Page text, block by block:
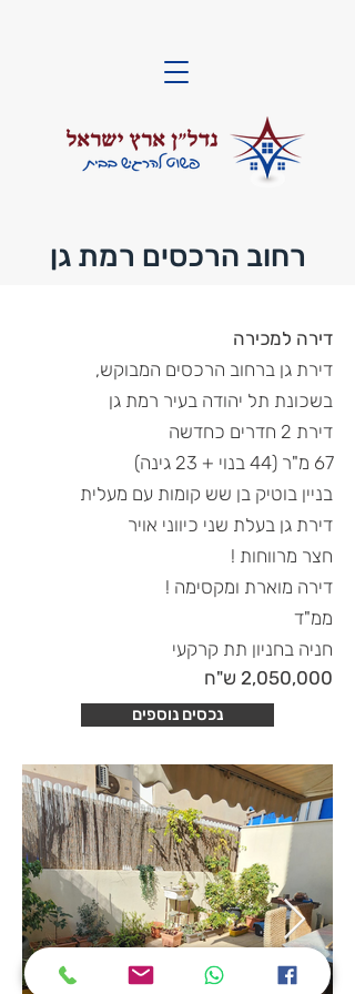
רחוב הרכסים רמת גן
דירה למכירה
דירת גן ברחוב הרכסים המבוקש,
בשכונת תל יהודה בעיר רמת גן
דירת 2 חדרים כחדשה
67 מ"ר (44 בנוי + 23 גינה)
בניין בוטיק בן שש קומות עם מעלית
דירת גן בעלת שני כיווני אויר
חצר מרווחות !
דירה מוארת ומקסימה !
ממ"ד
חניה בחניון תת קרקעי
2,050,000 ש"ח
נכסים נוספים